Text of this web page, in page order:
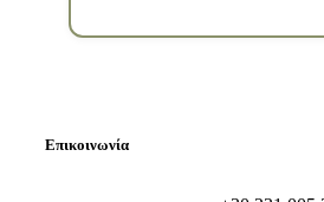
Επικοινωνία